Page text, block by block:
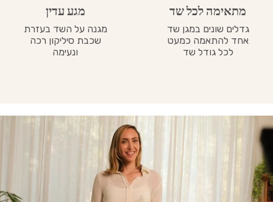
מגע עדין
מגנה על השד בעזרת
שכבת סיליקון רכה
ונעימה
מתאימה לכל שד
גדלים שונים במגן שד
אחד להתאמה כמעט
לכל גודל שד